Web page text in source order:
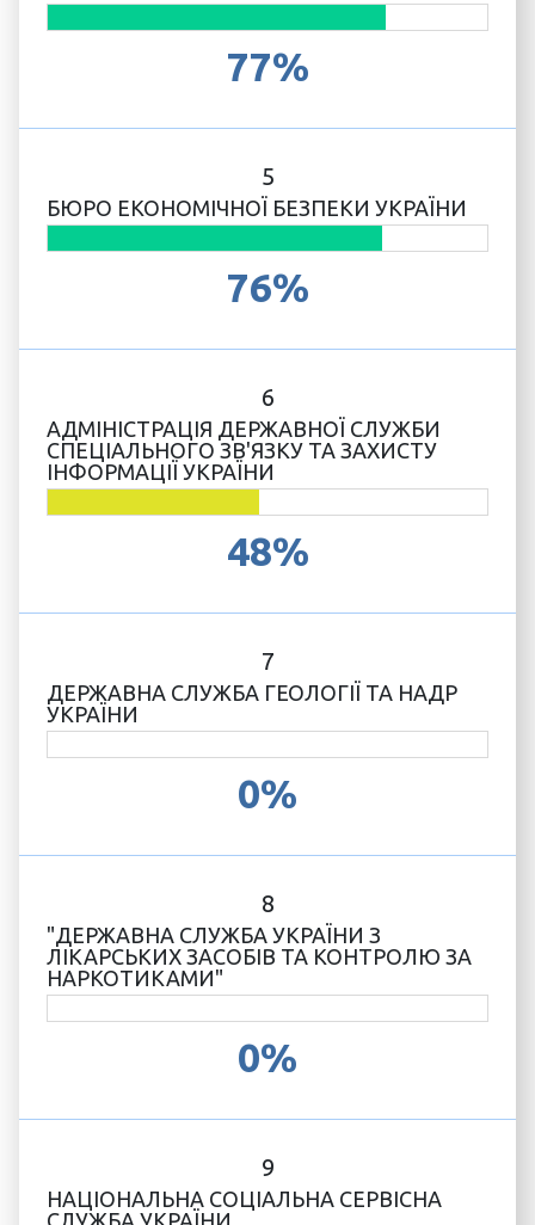
77%
5
БЮРО ЕКОНОМІЧНОЇ БЕЗПЕКИ УКРАЇНИ
76%
6
АДМІНІСТРАЦІЯ ДЕРЖАВНОЇ СЛУЖБИ
СПЕЦІАЛЬНОГО ЗВ'ЯЗКУ ТА ЗАХИСТУ
ІНФОРМАЦІЇ УКРАЇНИ
48%
7
ДЕРЖАВНА СЛУЖБА ГЕОЛОГІЇ ТА НАДР
УКРАЇНИ
0%
8
"ДЕРЖАВНА СЛУЖБА УКРАЇНИ З
ЛІКАРСЬКИХ ЗАСОБІВ ТА КОНТРОЛЮ ЗА
НАРКОТИКАМИ"
0%
9
НАЦІОНАЛЬНА СОЦІАЛЬНА СЕРВІСНА
СЛУЖБА УКРАЇНИ